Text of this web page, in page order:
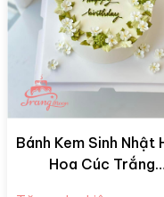
Bánh Kem Sinh Nhật
Hoa Cúc Trắng